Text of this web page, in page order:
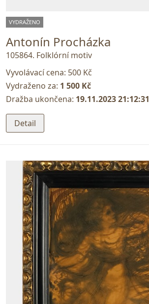
VYDRAŽENO
Antonín Procházka
105864. Folklórní motiv
Vyvolávací cena: 500 Kč
Vydraženo za: 1 500 Kč
Dražba ukončena: 19.11.2023 21:12:31
Detail